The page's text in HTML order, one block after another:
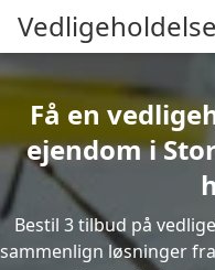
Få en
ejendom i
Bestil 3 tilbud på
sammenlign løsninger